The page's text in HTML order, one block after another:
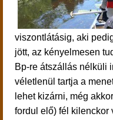
viszontlátásig, aki
jött, az kényelmesen
Bp-re átszállás nélküli
véletlenül tartja a
lehet kizárni, még
fordul elő) fél kilenckor